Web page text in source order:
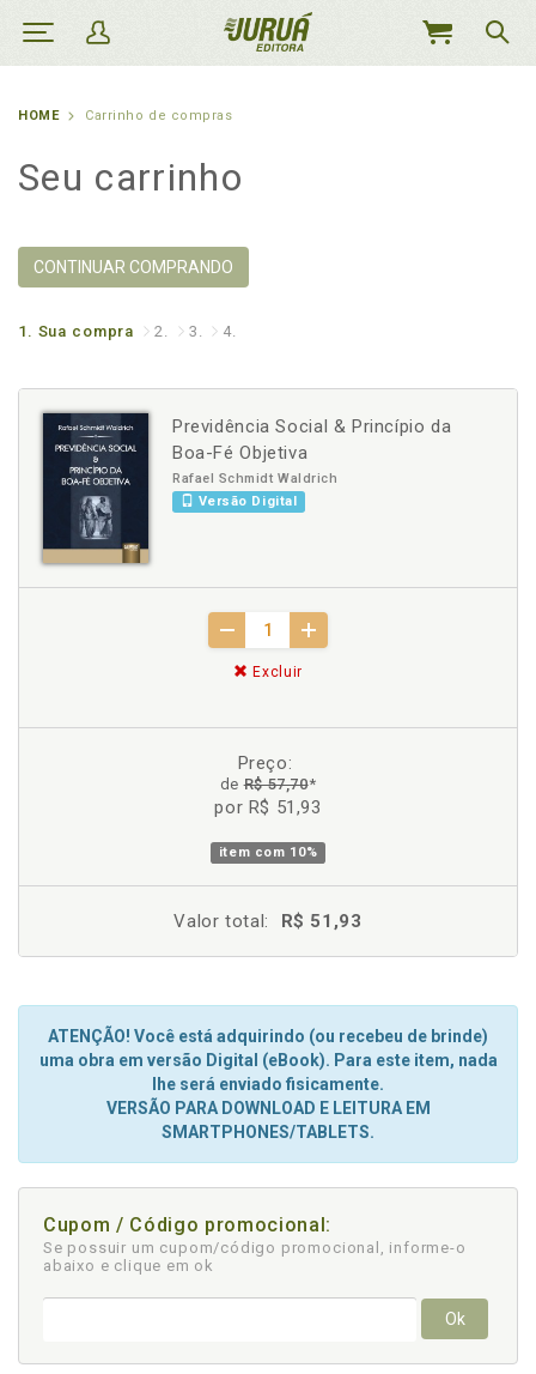
MEU
HOME Carrinho de compras
Seu carrinho
CONTINUAR COMPRANDO
1. Sua compra 2. 3. 4.
Previdência Social & Princípio da
Boa-Fé Objetiva
Rafael Schmidt Waldrich
Versão Digital
Excluir
Preço:
deR$ 57,70*
por R$ 51,93
item com 10%
Valor total: R$ 51,93
ATENÇÃO! Você está adquirindo (ou recebeu de brinde)
uma obra em versão Digital (eBook). Para este item, nada
lhe será enviado fisicamente.
VERSÃO PARA DOWNLOAD E LEITURA EM
SMARTPHONES/TABLETS.
Cupom / Código promocional:
Se possuir um cupom/código promocional, informe-o
abaixo e clique em ok
Ok